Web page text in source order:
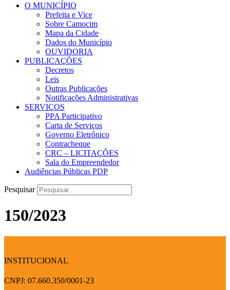
O MUNICÍPIO
Prefeita e Vice
Sobre Camocim
Mapa da Cidade
Dados do Município
OUVIDORIA
PUBLICAÇÕES
Decretos
Leis
Outras Publicações
Notificações Administrativas
SERVIÇOS
PPA Participativo
Carta de Serviços
Governo Eletrônico
Contracheque
CRC – LICITAÇÕES
Sala do Empreendedor
Audiências Públicas PDP
Pesquisar
150/2023
INSTITUCIONAL
CNPJ: 07.660.350/0001-23